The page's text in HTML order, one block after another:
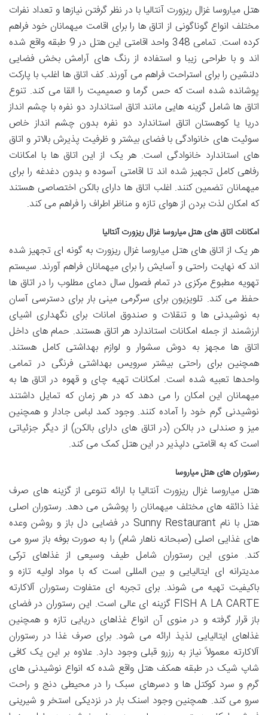
هتل میاروسا غزال ریزورت آنتالیا با در نظر گرفتن نیازها و تعداد نفرات
مختلف انواع گوناگونی از اتاق ها را برای اقامت میهمانان خود فراهم
کرده است. تمامی 348 واحد اقامتی این هتل در 9 طبقه واقع شده
اند و با طراحی زیبا و استفاده از رنگ های آرامش بخش فضایی
دلنشین را برای استراحت فراهم می آورند. کف اتاق ها اغلب با پارکت
پوشانده شده است که حس گرما و صمیمیت را القا می کند. تنوع
اتاق ها شامل گزینه هایی مانند اتاق استاندارد دو نفره با چشم انداز
دریا یا کوهستان اتاق استاندارد دو نفره بدون چشم انداز خاص
سوئیت های خانوادگی با فضای بیشتر و ظرفیت پذیرش بالاتر و اتاق
های استاندارد خانوادگی است. هر یک از این اتاق ها با امکانات
رفاهی کامل تجهیز شده اند تا اقامتی آسوده و بدون دغدغه را برای
میهمانان تضمین کنند. اغلب اتاق ها دارای بالکن اختصاصی هستند
که امکان لذت بردن از هوای تازه و مناظر اطراف را فراهم می کند.
امکانات اتاق های هتل میاروسا غزال ریزورت آنتالیا
هر یک از اتاق های هتل میاروسا غزال ریزورت به گونه ای تجهیز شده
اند که نهایت راحتی و آسایش را برای میهمانان فراهم آورند. سیستم
تهویه مطبوع مرکزی در تمام فصول سال دمای مطلوب را در اتاق ها
حفظ می کند. تلویزیون برای سرگرمی مینی بار برای دسترسی آسان
به نوشیدنی ها و تنقلات و صندوق امانات برای نگهداری اشیای
ارزشمند از جمله امکانات استاندارد هر اتاق هستند. حمام های داخل
اتاق ها مجهز به دوش سشوار و لوازم بهداشتی کامل هستند.
همچنین برای راحتی بیشتر سرویس بهداشتی فرنگی در تمامی
واحدها تعبیه شده است. امکانات تهیه چای و قهوه در اتاق ها به
میهمانان این امکان را می دهد که در هر زمان که تمایل داشتند
نوشیدنی گرم خود را آماده کنند. وجود کمد لباس جادار و همچنین
میز و صندلی در بالکن (در اتاق های دارای بالکن) از دیگر جزئیاتی
است که به اقامتی دلپذیر در این هتل کمک می کند.
رستوران های هتل میاروسا
هتل میاروسا غزال ریزورت آنتالیا با ارائه تنوعی از گزینه های صرف
غذا ذائقه های مختلف میهمانان را پوشش می دهد. رستوران اصلی
هتل با نام Sunny Restaurant در فضایی دل باز و روشن وعده
های غذایی اصلی (صبحانه ناهار شام) را به صورت بوفه باز سرو می
کند. منوی این رستوران شامل طیف وسیعی از غذاهای ترکی
مدیترانه ای ایتالیایی و بین المللی است که با مواد اولیه تازه و
باکیفیت تهیه می شوند. برای تجربه ای متفاوت رستوران آلاکارته
FISH A LA CARTE گزینه ای عالی است. این رستوران در فضای
باز قرار گرفته و در منوی آن انواع غذاهای دریایی تازه و همچنین
غذاهای ایتالیایی لذیذ ارائه می شود. برای صرف غذا در رستوران
آلاکارته معمولاً نیاز به رزرو قبلی وجود دارد. علاوه بر این یک کافی
شاپ شیک در طبقه همکف هتل واقع شده که انواع نوشیدنی های
گرم و سرد کوکتل ها و دسرهای سبک را در محیطی دنج و راحت
سرو می کند. همچنین وجود اسنک بار در نزدیکی استخر و شیرینی